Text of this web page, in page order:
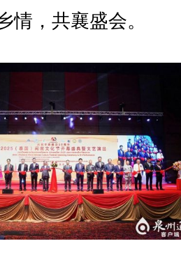
情，共襄盛会。